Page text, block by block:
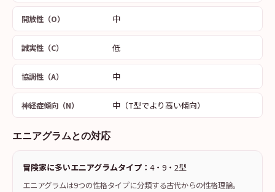
開放性（O） 中
誠実性（C） 低
協調性（A） 中
神経症傾向（N） 中（T型でより高い傾向）
エニアグラムとの対応
冒険家に多いエニアグラムタイプ： 4・9・2型
エニアグラムは9つの性格タイプに分類する古代からの性格理論。